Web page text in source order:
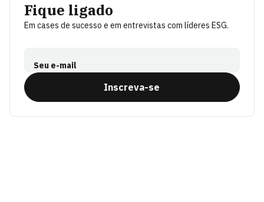
Fique ligado
Em cases de sucesso e em entrevistas com líderes ESG.
Seu e-mail
Inscreva-se